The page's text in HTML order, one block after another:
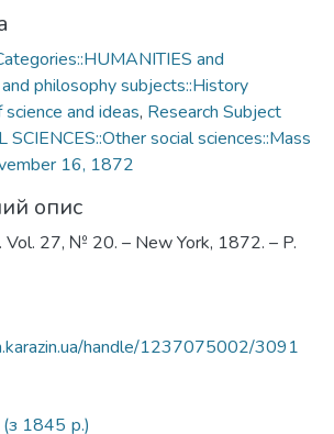
and
philosophy subjects::History
and ideas, Research Subject
SCIENCES::Other social sciences::Mass
16, 1872
опис
Vol. 27, № 20. – New York, 1872. – P.
handle/1237075002/3091
1845 р.)